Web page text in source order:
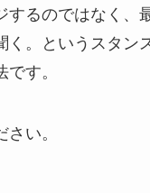
するのではなく、
く。というスタン
す。
い。